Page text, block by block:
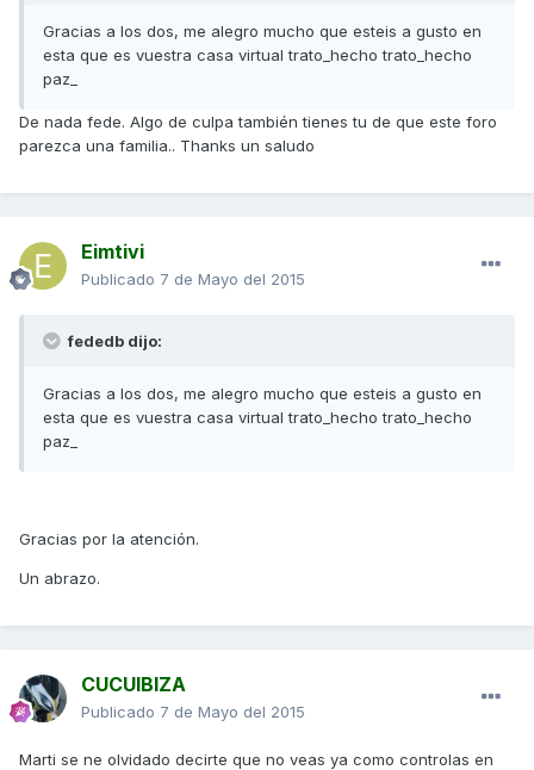
Gracias a los dos, me alegro mucho que esteis a gusto en
esta que es vuestra casa virtual trato_hecho trato_hecho
paz_
De nada fede. Algo de culpa también tienes tu de que este foro
parezca una familia.. Thanks un saludo
Eimtivi
Publicado 7 de Mayo del 2015
fededb dijo:
Gracias a los dos, me alegro mucho que esteis a gusto en
esta que es vuestra casa virtual trato_hecho trato_hecho
paz_
Gracias por la atención.
Un abrazo.
CUCUIBIZA
Publicado 7 de Mayo del 2015
Marti se ne olvidado decirte que no veas ya como controlas en